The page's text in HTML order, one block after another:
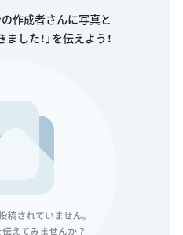
作成者さんに写真と
した！」を伝えよう！